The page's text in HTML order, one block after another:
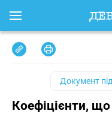
Документ
Коефіцієнти,